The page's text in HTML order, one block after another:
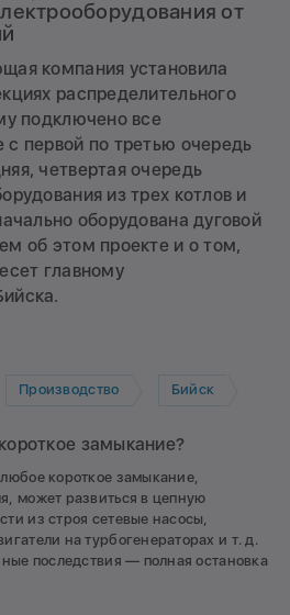
от
компания установила
распределительного
подключено все
с первой по третью очередь
четвертая очередь
из трех котлов и
оборудована дуговой
об этом проекте и о том,
главному
Производство Бийск
замыкание?
короткое замыкание,
может развиться в цепную
из строя сетевые насосы,
на турбогенераторах и т. д.
последствия — полная остановка